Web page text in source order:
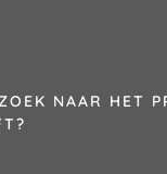
NAAR HET